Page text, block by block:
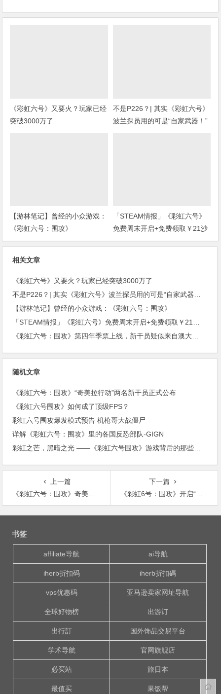
《彩虹六号》又要火？玩家已经
突破3000万了
不是P226？| 其实《彩虹六号》
波兰探员用的可是“自家武器！”
【游林笔记】曾经的小众游戏：
《彩虹六号：围攻》
「STEAM情报」《彩虹六号》
免费周末开启+免费领取￥21沙
盒扮演游戏+“墓地星露谷”今日
相关文章
《彩虹六号》又要火？玩家已经突破3000万了
不是P226？| 其实《彩虹六号》波兰探员用的可是“自家武器！”(上期福利开奖)
【游林笔记】曾经的小众游戏：《彩虹六号：围攻》
「STEAM情报」《彩虹六号》免费周末开启+免费领取￥21沙盒扮演游戏+“墓地星露谷”今日上架
《彩虹六号：围攻》第四年季票上线，新干员疑似来自澳大利亚。
随机文章
《彩虹六号：围攻》“奇美拉行动”两名新干员正式公布
《彩虹六号围攻》如何成了顶级FPS？
彩虹六号围攻爆发模式预告 机枪哥大战僵尸
详解《彩虹六号：围攻》里的各国反恐部队-GIGN
彩虹之芒，黑暗之光 ——《彩虹六号围攻》游戏背后的那些特种部队
上一篇
《彩虹六号：围攻》奇美拉行动新干员情报 会用无人机和纳米机器人
下一篇
《彩虹6号：围攻》开启“免费周末”活动
文
书签
affiliate导航 ai导航
iherb折扣码 iherb折扣碼
vps优惠码 亚马逊卖家网址导航
全球好物榜 出游订
出行訂 国外饰品交易平台
学术导航 官网旗舰店
必买站 旅日本
最值买 果饭帮